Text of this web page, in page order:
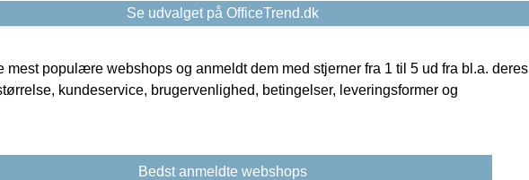
Se udvalget på OfficeTrend.dk
mest populære webshops og anmeldt dem med stjerner fra 1 til 5 ud fra bl.a. deres
kundeservice, brugervenlighed, betingelser, leveringsformer og
Bedst anmeldte webshops